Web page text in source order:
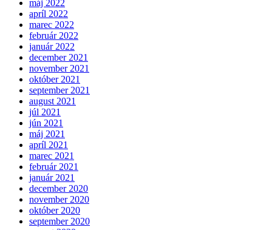
máj 2022
apríl 2022
marec 2022
február 2022
január 2022
december 2021
november 2021
október 2021
september 2021
august 2021
júl 2021
jún 2021
máj 2021
apríl 2021
marec 2021
február 2021
január 2021
december 2020
november 2020
október 2020
september 2020